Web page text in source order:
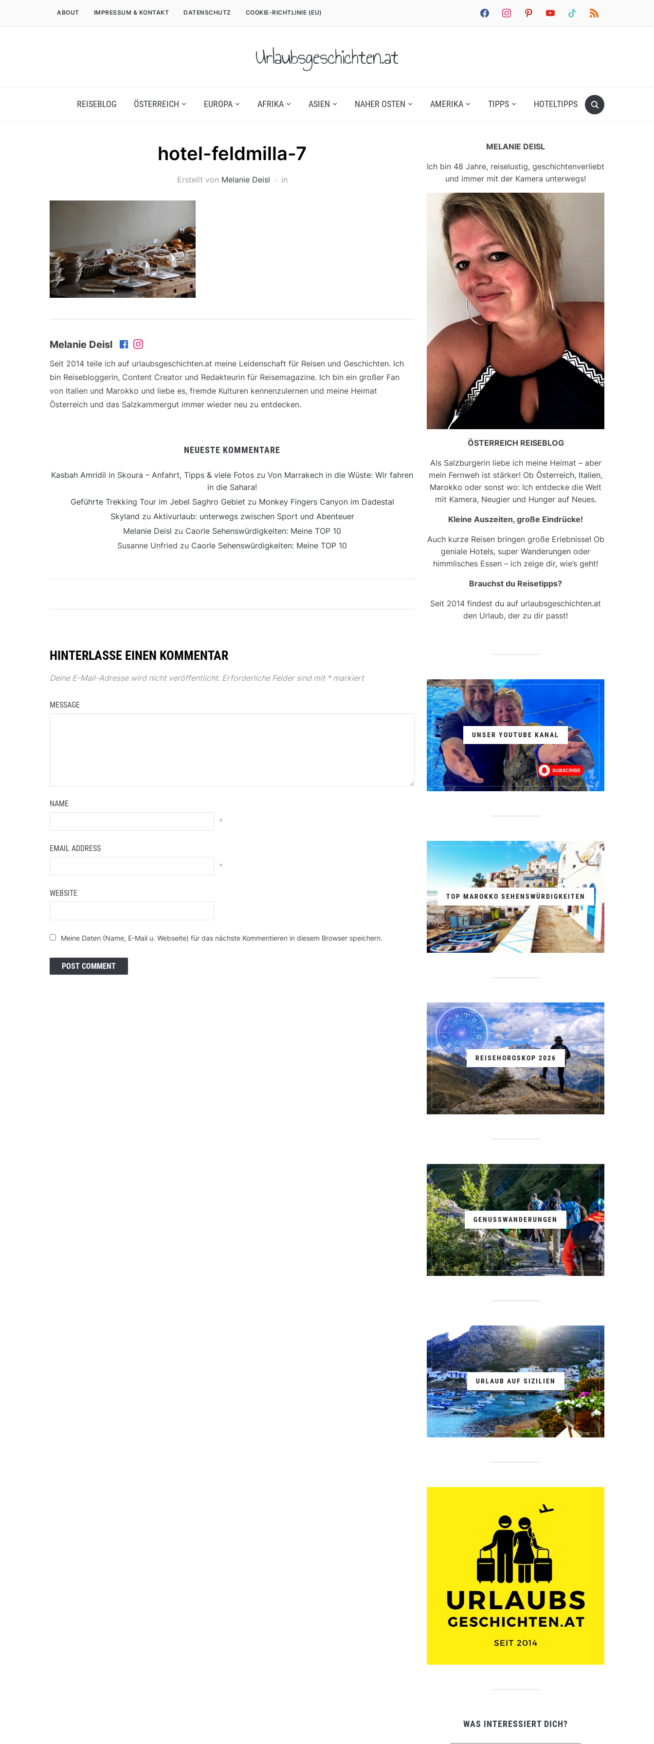
facebookinstagrampinterestyoutube tiktok rss
ABOUT IMPRESSUM & KONTAKT DATENSCHUTZ COOKIE-RICHTLINIE (EU)
Urlaubsgeschichten.at
REISEBLOG ÖSTERREICH EUROPA AFRIKA ASIEN NAHER OSTEN AMERIKA TIPPS HOTELTIPPS
hotel-feldmilla-7
Erstellt von Melanie Deisl in
Melanie Deisl
Seit 2014 teile ich auf urlaubsgeschichten.at meine Leidenschaft für Reisen und Geschichten. Ich
bin Reisebloggerin, Content Creator und Redakteurin für Reisemagazine. Ich bin ein großer Fan
von Italien und Marokko und liebe es, fremde Kulturen kennenzulernen und meine Heimat
Österreich und das Salzkammergut immer wieder neu zu entdecken.
NEUESTE KOMMENTARE
Kasbah Amridil in Skoura – Anfahrt, Tipps & viele Fotos zu Von Marrakech in die Wüste: Wir fahren
in die Sahara!
Geführte Trekking Tour im Jebel Saghro Gebiet zu Monkey Fingers Canyon im Dadestal
Skyland zu Aktivurlaub: unterwegs zwischen Sport und Abenteuer
Melanie Deisl zu Caorle Sehenswürdigkeiten: Meine TOP 10
Susanne Unfried zu Caorle Sehenswürdigkeiten: Meine TOP 10
HINTERLASSE EINEN KOMMENTAR
Deine E-Mail-Adresse wird nicht veröffentlicht. Erforderliche Felder sind mit *markiert
MESSAGE
NAME
*
EMAIL ADDRESS
*
WEBSITE
Meine Daten (Name, E-Mail u. Webseite) für das nächste Kommentieren in diesem Browser speichern.
MELANIE DEISL
Ich bin 48 Jahre, reiselustig, geschichtenverliebt
und immer mit der Kamera unterwegs!
ÖSTERREICH REISEBLOG
Als Salzburgerin liebe ich meine Heimat – aber
mein Fernweh ist stärker! Ob Österreich, Italien,
Marokko oder sonst wo: Ich entdecke die Welt
mit Kamera, Neugier und Hunger auf Neues.
Kleine Auszeiten, große Eindrücke!
Auch kurze Reisen bringen große Erlebnisse! Ob
geniale Hotels, super Wanderungen oder
himmlisches Essen – ich zeige dir, wie’s geht!
Brauchst du Reisetipps?
Seit 2014 findest du auf urlaubsgeschichten.at
den Urlaub, der zu dir passt!
UNSER YOUTUBE KANAL
TOP MAROKKO SEHENSWÜRDIGKEITEN
REISEHOROSKOP 2026
GENUSSWANDERUNGEN
URLAUB AUF SIZILIEN
WAS INTERESSIERT DICH?